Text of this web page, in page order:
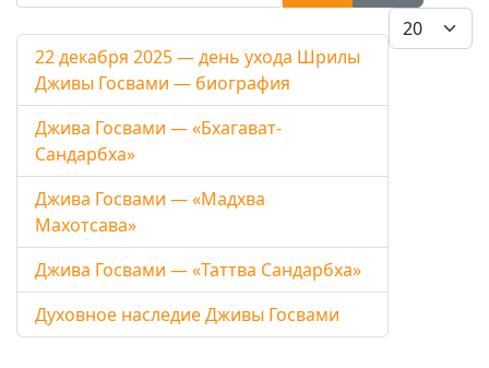
Display #
22 декабря 2025 — день ухода Шрилы
Дживы Госвами — биография
Джива Госвами — «Бхагават-
Сандарбха»
Джива Госвами — «Мадхва
Махотсава»
Джива Госвами — «Таттва Сандарбха»
Духовное наследие Дживы Госвами